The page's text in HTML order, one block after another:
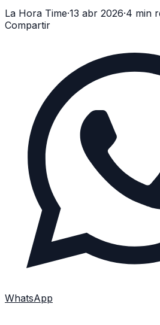
La Hora Time·13 abr 2026·4 min
Compartir
WhatsApp